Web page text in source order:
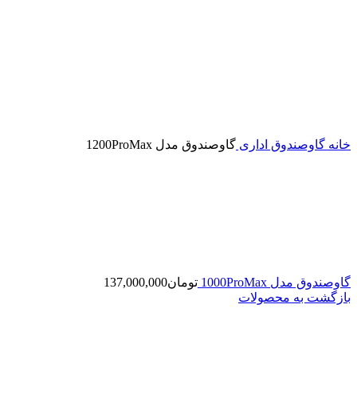
خانه گاوصندوق اداری گاوصندوق مدل 1200ProMax
گاوصندوق مدل 1000ProMax تومان137,000,000
بازگشت به محصولات